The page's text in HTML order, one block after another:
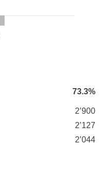
73.3%
2’900
2’127
2’044